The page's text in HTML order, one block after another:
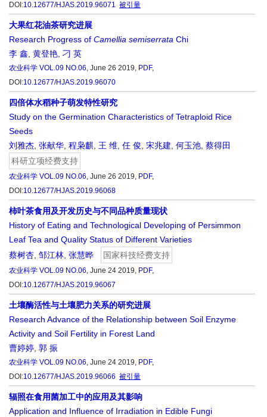
DOI:10.12677/HJAS.2019.96071 被引量
大果红花油茶研究进展
Research Progress of Camellia semiserrata Chi
李 鑫 黄登艳 刁 英
农业科学 VOL.09 NO.06, June 26 2019, PDF,
DOI:10.12677/HJAS.2019.96070
四倍体水稻种子萌发特性研究
Study on the Germination Characteristics of Tetraploid Rice
Seeds
刘雅杰 张献华 程枭麒 王 维 任 俊 宋兆建 何玉池 蔡得田
科研立项经费支持
农业科学 VOL.09 NO.06, June 26 2019, PDF,
DOI:10.12677/HJAS.2019.96068
柿叶茶食用及开发历史与不同品种质量现状
History of Eating and Technological Developing of Persimmon
Leaf Tea and Quality Status of Different Varieties
蔡树杏 邹江林 张慧晔 国家科技经费支持
农业科学 VOL.09 NO.06, June 24 2019, PDF,
DOI:10.12677/HJAS.2019.96067
土壤酶活性与土壤肥力关系的研究进展
Research Advance of the Relationship between Soil Enzyme
Activity and Soil Fertility in Forest Land
曹婷婷 郭 振
农业科学 VOL.09 NO.06, June 24 2019, PDF,
DOI:10.12677/HJAS.2019.96066 被引量
辐照在食用菌加工中的应用及其影响
Application and Influence of Irradiation in Edible Fungi